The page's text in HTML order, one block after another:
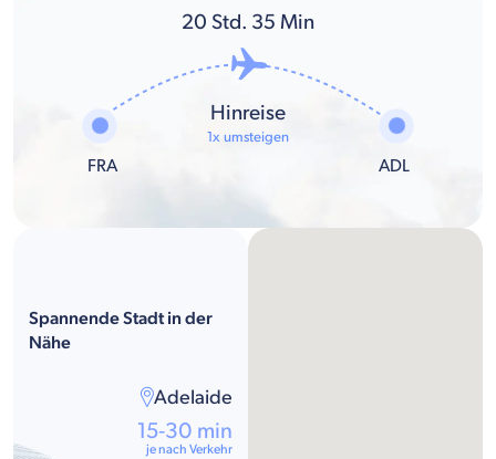
20 Std. 35 Min
FRA
Hinreise
1x umsteigen
ADL
Spannende Stadt in der
Nähe
Adelaide
15-30 min
je nach Verkehr